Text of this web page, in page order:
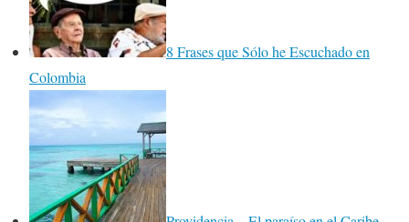
8 Frases que Sólo he Escuchado en
Colombia